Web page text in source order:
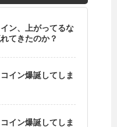
イン、上がってるな
てきたのか？
イン爆誕してしま
イン爆誕してしま